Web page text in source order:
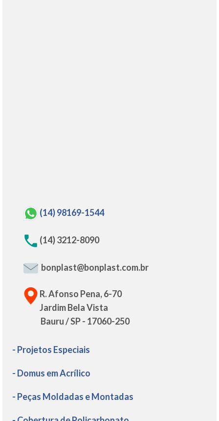
(14) 98169-1544
(14) 3212-8090
bonplast@bonplast.com.br
R. Afonso Pena, 6-70
Jardim Bela Vista
Bauru / SP - 17060-250
- Projetos Especiais
- Domus em Acrílico
- Peças Moldadas e Montadas